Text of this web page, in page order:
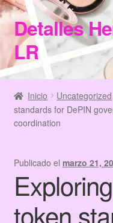
Ir
a
la
navegación
Ir
al
contenido
Detalles
LR
Inicio
Categories
Home
Información de Compra
Inicio Uncategorized
standards for DePIN
coordination
Publicado el marzo 21,
token